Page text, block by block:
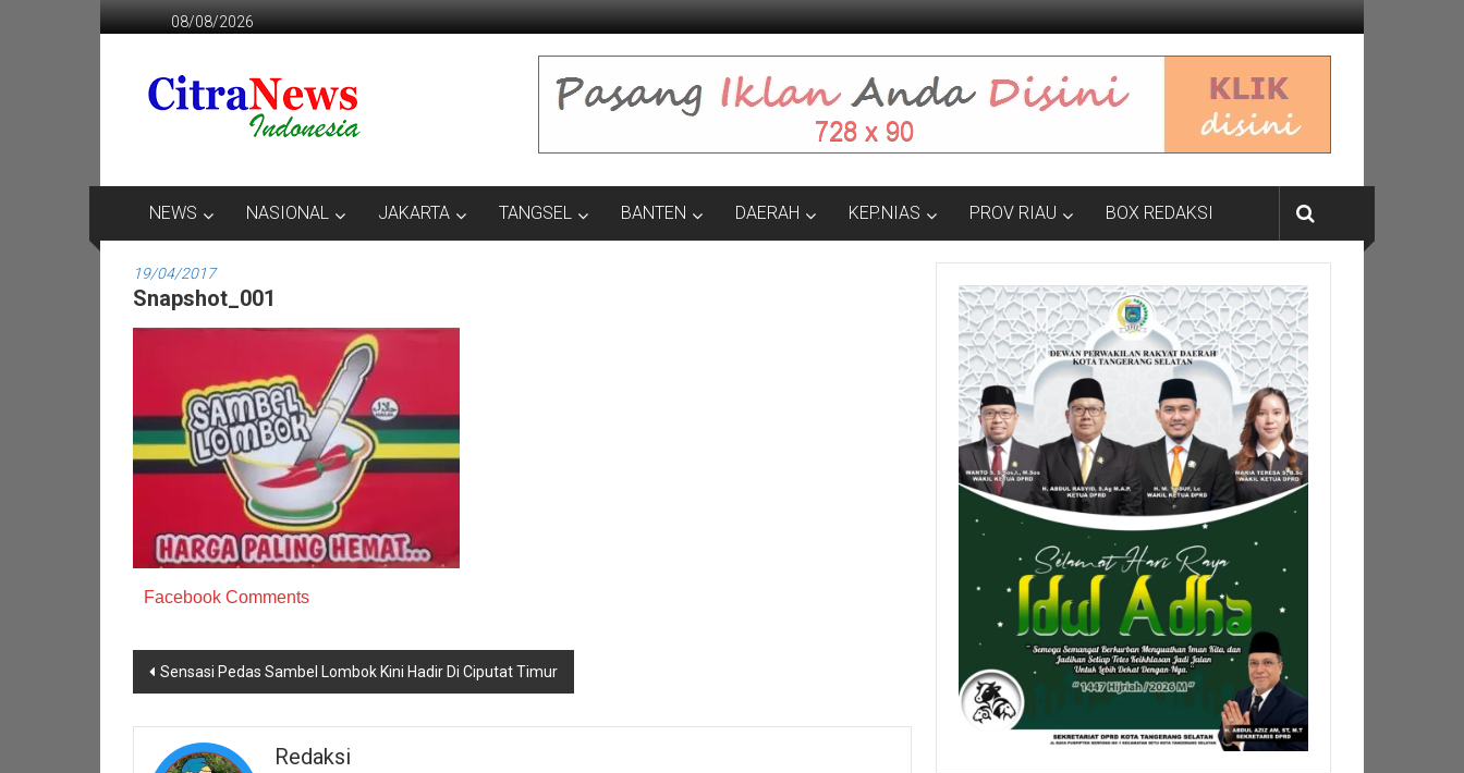
ke
08/08/2026
CITRANEWS
INDONESIA
NEWS NASIONAL JAKARTA TANGSEL BANTEN DAERAH KEP.NIAS PROV RIAU BOX REDAKSI
19/04/2017
Snapshot_001
Facebook Comments
Navigasi
pos
Sensasi Pedas Sambel Lombok Kini Hadir Di Ciputat Timur
Redaksi